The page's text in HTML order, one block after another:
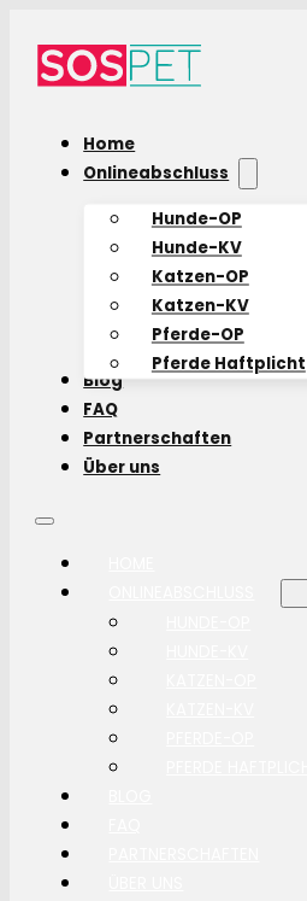
Home
Onlineabschluss
Hunde-OP
Hunde-KV
Katzen-OP
Katzen-KV
Pferde-OP
Pferde Haftplicht
Blog
FAQ
Partnerschaften
Über uns